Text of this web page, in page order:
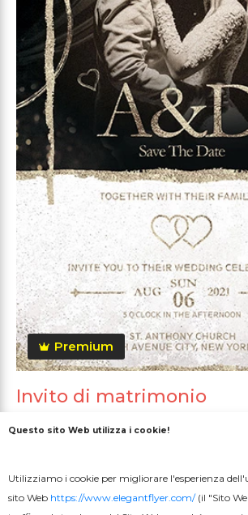
Premium
Invito di matrimonio
Questo sito Web utilizza i cookie!
Utilizziamo i cookie per migliorare l'esperienza
sito Web https://www.elegantflyer.com/(il "Sito